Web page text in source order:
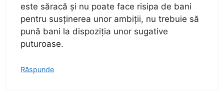
este săracă și nu poate face risipa de bani
pentru susținerea unor ambiții, nu trebuie să
pună bani la dispoziția unor sugative
puturoase.
Răspunde